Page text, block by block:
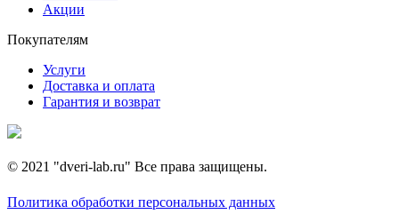
Акции
Покупателям
Услуги
Доставка и оплата
Гарантия и возврат
© 2021 "dveri-lab.ru" Все права защищены.
Политика обработки персональных данных